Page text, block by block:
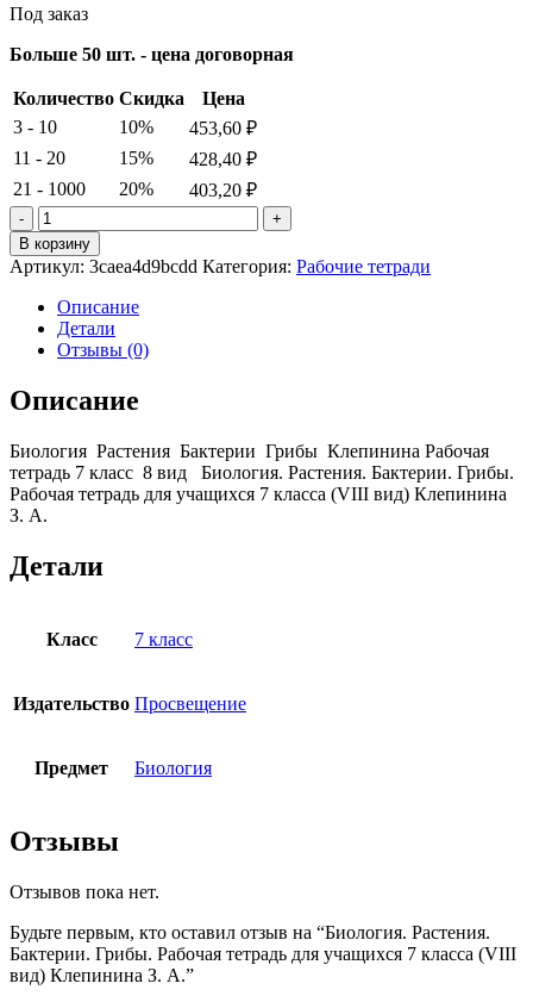
Под заказ
Больше 50 шт. - цена договорная
Количество Скидка
Цена
3 - 10
10% 453,60 ₽
11 - 20
15% 428,40 ₽
21 - 1000
20% 403,20 ₽
Количество
товара
Биология.
Растения.
Бактерии.
Грибы.
Рабочая
учащихся
класса
(VIII
вид)
Клепинина
А.
В корзину
Артикул: 3caea4d9bcdd Категория: Рабочие тетради
Описание
Детали
Отзывы (0)
Описание
Биология Растения Бактерии Грибы Клепинина Рабочая
тетрадь 7 класс 8 вид Биология. Растения. Бактерии. Грибы.
Рабочая тетрадь для учащихся 7 класса (VIII вид) Клепинина
З. А.
Детали
Класс 7 класс
Издательство Просвещение
Предмет Биология
Отзывы
Отзывов пока нет.
Будьте первым, кто оставил отзыв на “Биология. Растения.
Бактерии. Грибы. Рабочая тетрадь для учащихся 7 класса (VIII
вид) Клепинина З. А.”